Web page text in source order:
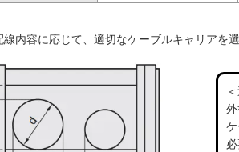
内容に応じて、適切なケーブルキャリアを